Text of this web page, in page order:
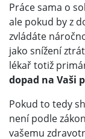
Práce sama o
ale pokud by z
zvládáte
jako snížení
lékař totiž
dopad na Vaši
Pokud to tedy
není podle
vašemu